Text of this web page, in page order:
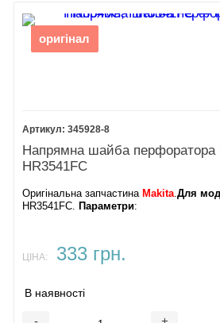
оригінал
345928-8
Напрямна шайба перфоратора
HR3541FC
Оригінальна запчастина Makita.Для
HR3541FC. Параметри:
ЦІНА: 333 грн.
В наявності